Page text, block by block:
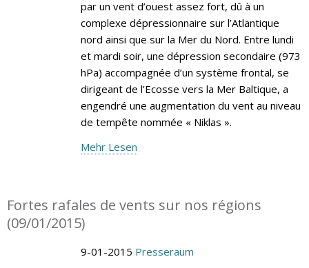
par un vent d’ouest assez fort, dû à un
complexe dépressionnaire sur l’Atlantique
nord ainsi que sur la Mer du Nord. Entre lundi
et mardi soir, une dépression secondaire (973
hPa) accompagnée d’un système frontal, se
dirigeant de l’Ecosse vers la Mer Baltique, a
engendré une augmentation du vent au niveau
de tempête nommée « Niklas ».
Mehr Lesen
Fortes rafales de vents sur nos régions
(09/01/2015)
9-01-2015 Presseraum